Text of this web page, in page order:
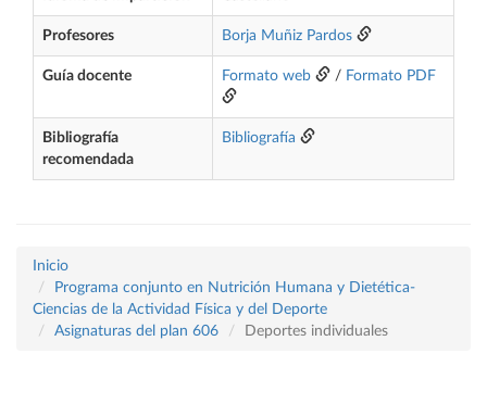
Profesores Borja Muñiz Pardos
Guía docente Formato web / Formato PDF
Bibliografía
recomendada
Bibliografía
Inicio
Programa conjunto en Nutrición Humana y Dietética-
Ciencias de la Actividad Física y del Deporte
Asignaturas del plan 606
Deportes individuales